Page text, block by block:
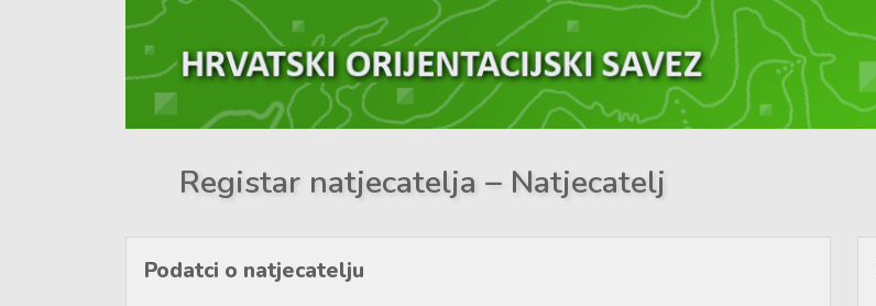
Registar natjecatelja – Natjecatelj
Podatci o natjecatelju